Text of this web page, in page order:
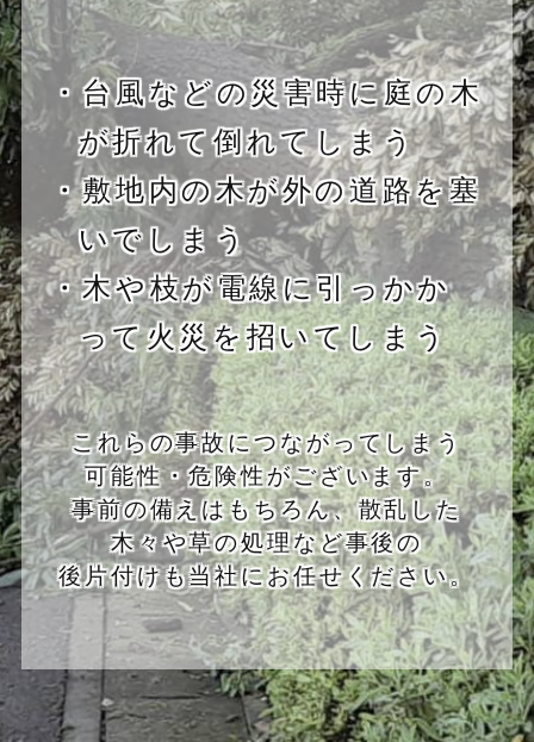
・台風などの災害時に庭の木
が折れて倒れてしまう
・敷地内の木が外の道路を塞
いでしまう
・木や枝が電線に引っかか
って火災を招いてしまう
これらの事故につながってしまう
可能性・危険性がございます。
事前の備えはもちろん、散乱した
木々や草の処理など事後の
後片付けも当社にお任せください。